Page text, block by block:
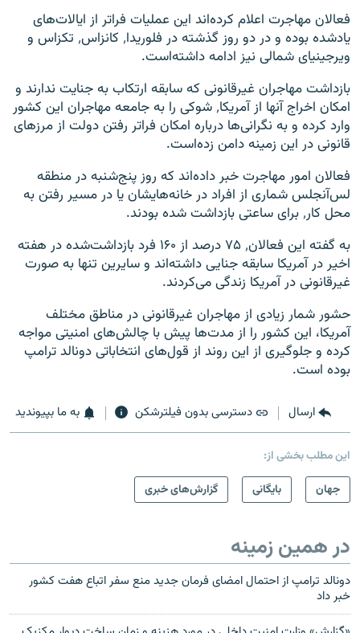
فعالان مهاجرت اعلام کرده‌اند این عملیات فراتر از ایالات‌های
یادشده بوده و در دو روز گذشته در فلوریدا٬ کانزاس٬ تکزاس و
ویرجینیای شمالی نیز ادامه داشته‌است.
بازداشت مهاجران غیرقانونی که سابقه ارتکاب به جنایت ندارند و
امکان اخراج آنها از آمریکا٬ شوکی را به جامعه مهاجران این کشور
وارد کرده و به نگرانی‌ها درباره امکان فراتر رفتن دولت از مرزهای
قانونی در این زمینه دامن زده‌است.
فعالان امور مهاجرت خبر داده‌اند که روز پنج‌شنبه در منطقه
لس‌آنجلس شماری از افراد در خانه‌هایشان یا در مسیر رفتن به
محل کار٬ برای ساعتی بازداشت شده‌ بودند.
به گفته این فعالان٬ ۷۵ درصد از ۱۶۰ فرد بازداشت‌شده در هفته
اخیر در آمریکا سابقه جنایی داشته‌اند و سایرین تنها به صورت
غیرقانونی در آمریکا زندگی می‌کردند.
حشور شمار زیادی از مهاجران غیرقانونی در مناطق مختلف
آمریکا، این کشور را از مدت‌ها پیش با چالش‌های امنیتی مواجه
کرده و جلوگیری از این روند از قول‌های انتخاباتی دونالد ترامپ
بوده است.
ارسال دسترسی بدون فیلترشکن به ما بپیوندید
این مطلب بخشی از:
جهان
بایگانی گزارش‌های خبری
در همین زمینه
دونالد ترامپ از احتمال امضای فرمان جدید منع سفر اتباع هفت کشور
خبر داد